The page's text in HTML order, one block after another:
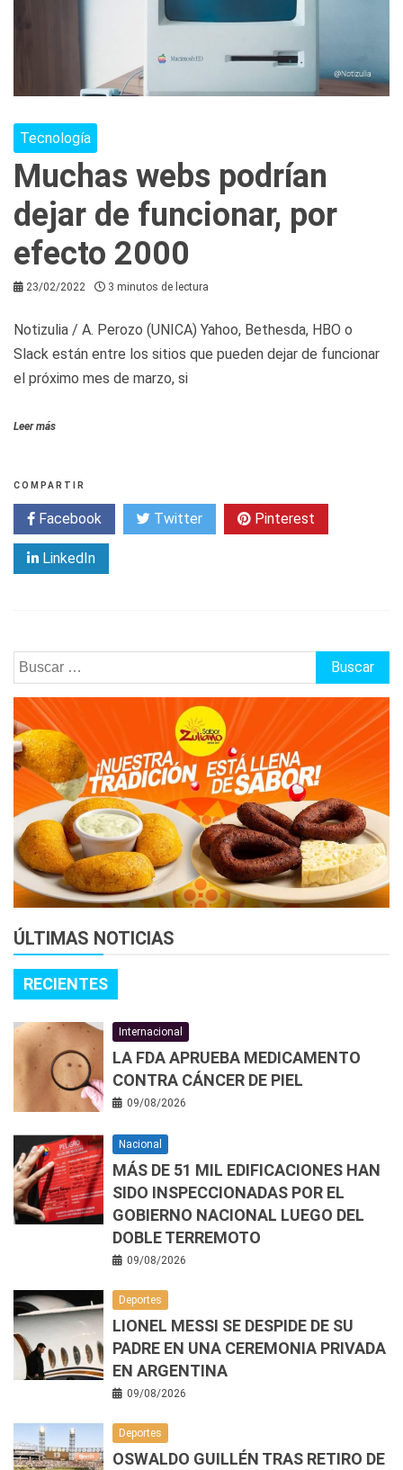
Tecnología
Muchas webs podrían
dejar de funcionar, por
efecto 2000
23/02/2022 3 minutos de lectura
Notizulia / A. Perozo (UNICA) Yahoo, Bethesda, HBO o
Slack están entre los sitios que pueden dejar de funcionar
el próximo mes de marzo, si
Leer más
COMPARTIR
Facebook Twitter Pinterest
LinkedIn
Buscar:
ÚLTIMAS NOTICIAS
RECIENTES
Internacional
LA FDA APRUEBA MEDICAMENTO
CONTRA CÁNCER DE PIEL
09/08/2026
Nacional
MÁS DE 51 MIL EDIFICACIONES HAN
SIDO INSPECCIONADAS POR EL
GOBIERNO NACIONAL LUEGO DEL
DOBLE TERREMOTO
09/08/2026
Deportes
LIONEL MESSI SE DESPIDE DE SU
PADRE EN UNA CEREMONIA PRIVADA
EN ARGENTINA
09/08/2026
Deportes
OSWALDO GUILLÉN TRAS RETIRO DE